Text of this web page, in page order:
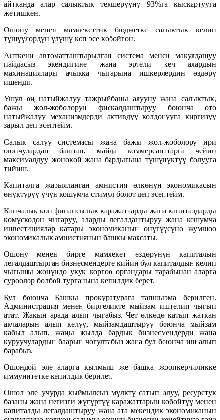
айтканда алар салыктык текшерүүнү 93%га кыскартууга
жетишкен.
Ошону менен мамлекеттик бюджетке салыктык келип
түшүүлөрдүн үлүшү көп эсе көбөйгөн.
Анткени автоматташтырылган система менен макулдашуу
пайдасыз экендигине жана эртели кеч алардын
махинациялары ачыкка чыгарына ишкерлердин өздөрү
ишенди.
Ушул оң натыйжалуу тажрыйбаны алууну жана салыктык,
бажы жол-жоболорун фискалдаштыруу боюнча өтө
натыйжалуу механизмдерди активдүү колдонууга киргизүү
зарыл деп эсептейм.
Салык салуу системасы жана бажы жол-жоболору ири
оюнчулардан баштап, майда коммерсанттарга чейин
максималдуу жөнөкөй жана бардыгына түшүнүктүү болууга
тийиш.
Капиталга жарыяланган амнистия өлкөнүн экономикасын
өнүктүрүү үчүн кошумча стимул болот деп эсептейм.
Канчалык көп финансылык каражаттарды жана капиталдарды
көмүскөдөн чыгаруу, аларды легалдаштыруу жана кошумча
инвестициялар катары экономиканын өнүгүүсүнө жумшоо
экономикалык амнистиянын башкы максаты.
Ошону менен бирге мамлекет өздөрүнүн капиталын
легалдаштырган бизнесмендерге кийин бул капиталдын келип
чыгышы жөнүндө укук коргоо органдары тарабынан аларга
суроолор болбой турганына кепилдик берет.
Бул боюнча Башкы прокуратурага тапшырма берилген.
Администрация менен биргеликте мыйзам иштелип чыгып
атат. Жакын арада алып чыгабыз. Чет өлкөдө катып жаткан
акчаларын алып келүү, мыйзамдаштыруу боюнча мыйзам
кабыл алып, жаңы жылда бардык бизнесмендерди жана
куруучулардын баарын чогултабыз жана бул боюнча иш алып
барабыз.
Ошондой эле аларга кылмыш же башка жоопкерчиликке
иммунитетке кепилдик берилет.
Ошол эле учурда кыймылсыз мүлктү сатып алуу, ресурстук
базаны жана негизги жүгүртүү каражаттарын көбөйтүү менен
капиталды легалдаштыруу жана ата мекендик экономиканын